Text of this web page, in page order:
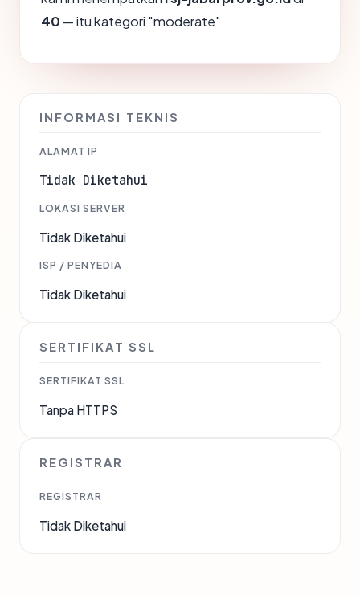
40 — itu kategori "moderate".
INFORMASI TEKNIS
ALAMAT IP
Tidak Diketahui
LOKASI SERVER
Tidak Diketahui
ISP / PENYEDIA
Tidak Diketahui
SERTIFIKAT SSL
SERTIFIKAT SSL
Tanpa HTTPS
REGISTRAR
REGISTRAR
Tidak Diketahui